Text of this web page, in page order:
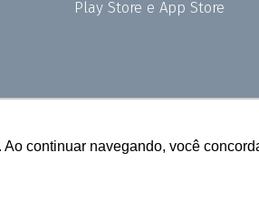
continuar navegando, você
Play Store e App Store